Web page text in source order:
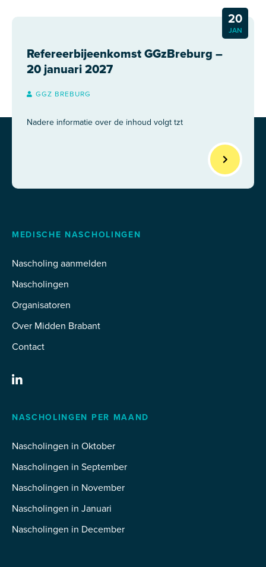
Refereerbijeenkomst GGzBreburg –
20 januari 2027
20
JAN
GGZ BREBURG
Nadere informatie over de inhoud volgt tzt
MEDISCHE NASCHOLINGEN
Nascholing aanmelden
Nascholingen
Organisatoren
Over Midden Brabant
Contact
NASCHOLINGEN PER MAAND
Nascholingen in Oktober
Nascholingen in September
Nascholingen in November
Nascholingen in Januari
Nascholingen in December